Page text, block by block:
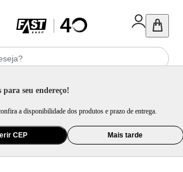
para seu endereço!
a disponibilidade dos produtos e prazo de entrega.
CEP Mais tarde
/ Jogo e Quebra-Cabeça